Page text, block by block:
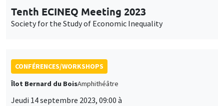
Tenth ECINEQ Meeting 2023
Society for the Study of Economic Inequality
CONFÉRENCES/WORKSHOPS
Îlot Bernard du BoisAmphithéâtre
Jeudi 14 septembre 2023, 09:00 à